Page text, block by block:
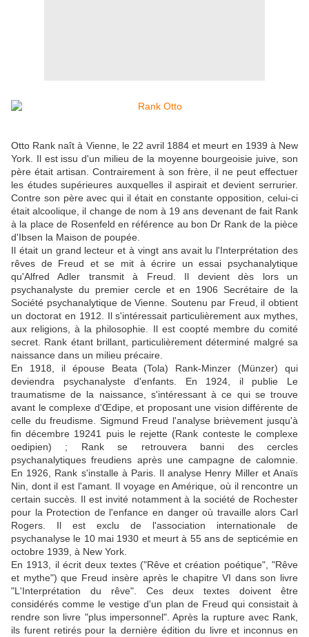
Otto Rank naît à Vienne, le 22 avril 1884 et meurt en 1939 à New
York. Il est issu d'un milieu de la moyenne bourgeoisie juive, son
père était artisan. Contrairement à son frère, il ne peut effectuer
les études supérieures auxquelles il aspirait et devient serrurier.
Contre son père avec qui il était en constante opposition, celui-ci
était alcoolique, il change de nom à 19 ans devenant de fait Rank
à la place de Rosenfeld en référence au bon Dr Rank de la pièce
d'Ibsen la Maison de poupée.
Il était un grand lecteur et à vingt ans avait lu l'Interprétation des
rêves de Freud et se mit à écrire un essai psychanalytique
qu'Alfred Adler transmit à Freud. Il devient dès lors un
psychanalyste du premier cercle et en 1906 Secrétaire de la
Société psychanalytique de Vienne. Soutenu par Freud, il obtient
un doctorat en 1912. Il s'intéressait particulièrement aux mythes,
aux religions, à la philosophie. Il est coopté membre du comité
secret. Rank étant brillant, particulièrement déterminé malgré sa
naissance dans un milieu précaire.
En 1918, il épouse Beata (Tola) Rank-Minzer (Münzer) qui
deviendra psychanalyste d'enfants. En 1924, il publie Le
traumatisme de la naissance, s'intéressant à ce qui se trouve
avant le complexe d'Œdipe, et proposant une vision différente de
celle du freudisme. Sigmund Freud l'analyse brièvement jusqu'à
fin décembre 19241 puis le rejette (Rank conteste le complexe
oedipien) ; Rank se retrouvera banni des cercles
psychanalytiques freudiens après une campagne de calomnie.
En 1926, Rank s'installe à Paris. Il analyse Henry Miller et Anaïs
Nin, dont il est l'amant. Il voyage en Amérique, où il rencontre un
certain succès. Il est invité notamment à la société de Rochester
pour la Protection de l'enfance en danger où travaille alors Carl
Rogers. Il est exclu de l'association internationale de
psychanalyse le 10 mai 1930 et meurt à 55 ans de septicémie en
octobre 1939, à New York.
En 1913, il écrit deux textes ("Rêve et création poétique", "Rêve
et mythe") que Freud insère après le chapitre VI dans son livre
"L'Interprétation du rêve". Ces deux textes doivent être
considérés comme le vestige d'un plan de Freud qui consistait à
rendre son livre "plus impersonnel". Après la rupture avec Rank,
ils furent retirés pour la dernière édition du livre et inconnus en